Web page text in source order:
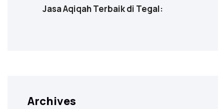
Jasa Aqiqah Terbaik di Tegal:
Archives